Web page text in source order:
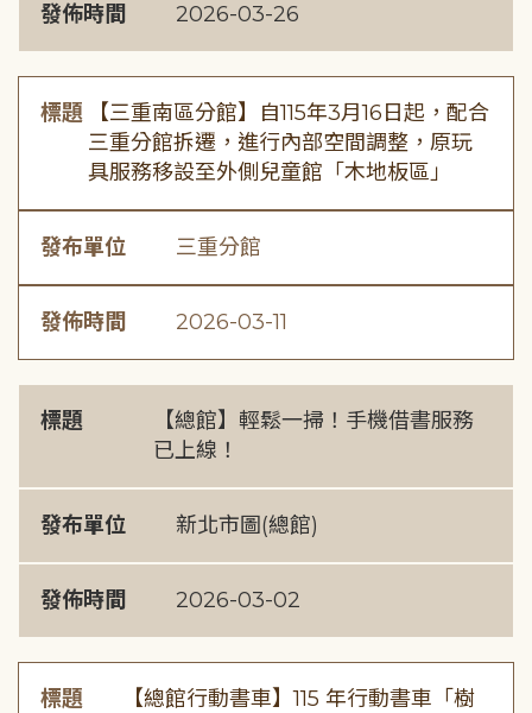
發佈時間 2026-03-26
標題
【三重南區分館】自115年3月16日起，配合
三重分館拆遷，進行內部空間調整，原玩
具服務移設至外側兒童館「木地板區」
發布單位 三重分館
發佈時間 2026-03-11
標題
【總館】輕鬆一掃！手機借書服務
已上線！
發布單位 新北市圖(總館)
發佈時間 2026-03-02
標題
【總館行動書車】115 年行動書車「樹